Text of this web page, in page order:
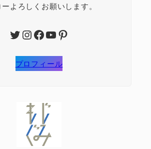
よろしくお願いします。
Twitter InstagramFacebook YouTube Pinterest
プロフィール